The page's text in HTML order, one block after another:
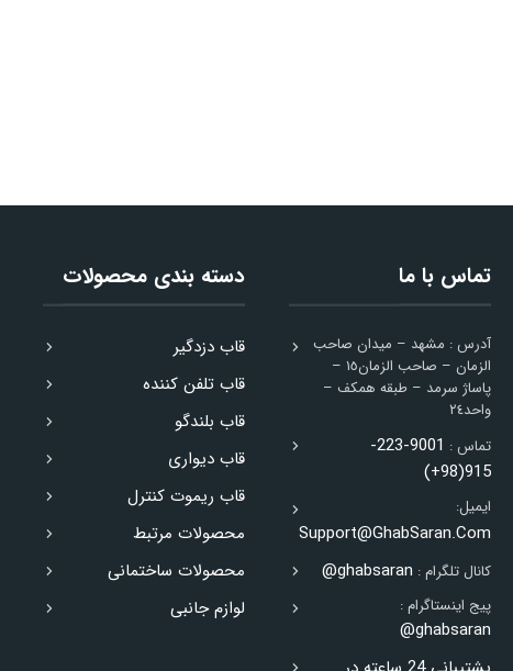
تماس با ما
آدرس : مشهد – ميدان صاحب
الزمان – صاحب الزمان١٥ –
پاساژ سرمد – طبقه همكف –
واحد٢٤
تماس :
9001-223-
915(98+)
ایمیل:
Support@GhabSaran.Com
کانال تلگرام : ghabsaran@
پیج اینستاگرام :
ghabsaran@
دسته بندی محصولات
قاب دزدگیر
قاب تلفن کننده
قاب بلندگو
قاب دیواری
قاب ریموت کنترل
محصولات مرتبط
محصولات ساختمانی
لوازم جانبی